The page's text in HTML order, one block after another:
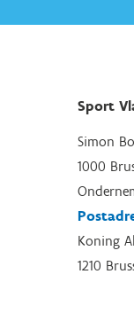
Sport
Simon
1000
Koning
1210